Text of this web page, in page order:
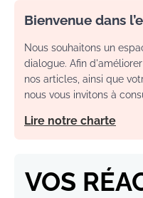
Bienvenue dans
Nous souhaitons un
dialogue. Afin
nos articles, ainsi que
nous vous invitons à
Lire notre charte
VOS